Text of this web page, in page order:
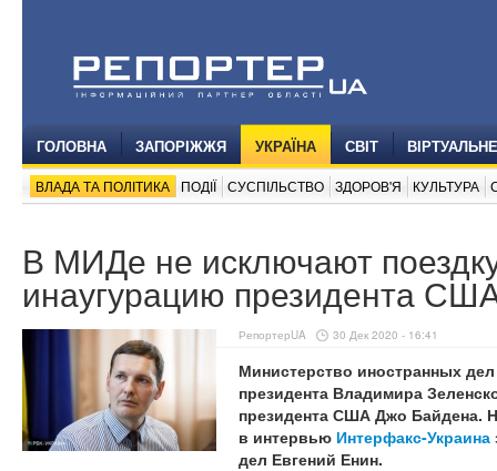
ГОЛОВНА ЗАПОРІЖЖЯ УКРАЇНА СВІТ
ВЛАДА ТА ПОЛІТИКА ПОДІЇ СУСПІЛЬСТВО ЗДОРОВ'Я КУЛЬТУРА
В МИДе не исключают
инаугурацию президента
РепортерUA 30 Дек 2020 - 16:41
Министерство иностранных
президента Владимира
президента США Джо Байдена.
в интервью Интерфакс-Украина
дел Евгений Енин.